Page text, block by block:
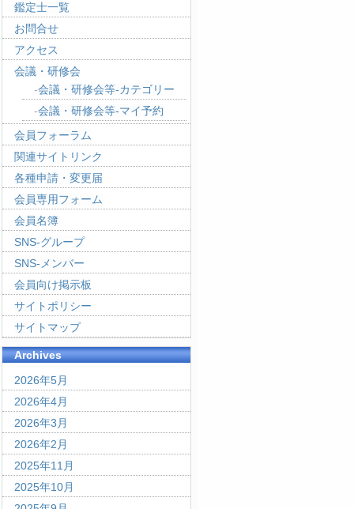
鑑定士一覧
お問合せ
アクセス
会議・研修会
会議・研修会等-カテゴリー
会議・研修会等-マイ予約
会員フォーラム
関連サイトリンク
各種申請・変更届
会員専用フォーム
会員名簿
SNS-グループ
SNS-メンバー
会員向け掲示板
サイトポリシー
サイトマップ
Archives
2026年5月
2026年4月
2026年3月
2026年2月
2025年11月
2025年10月